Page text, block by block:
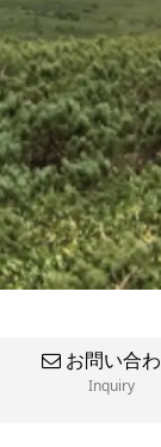
お問い合
Inquiry